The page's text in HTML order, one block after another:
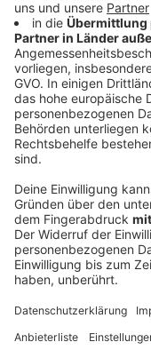
Anzeige
Opposition
Anzeige
der Erzieher
Politiker Dennis
Macht”.
Anzeige